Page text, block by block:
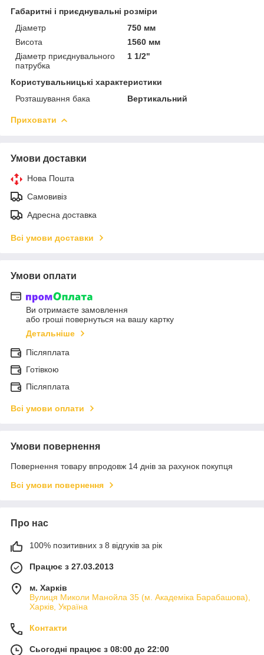
Габаритні і приєднувальні розміри
Діаметр
750 мм
Висота
1560 мм
Діаметр приєднувального
патрубка
1 1/2"
Користувальницькі характеристики
Розташування бака
Вертикальний
Приховати
Умови доставки
Нова Пошта
Самовивіз
Адресна доставка
Всі умови доставки
Умови оплати
Ви отримаєте замовлення
або гроші повернуться на вашу картку
Детальніше
Післяплата
Готівкою
Післяплата
Всі умови оплати
Умови повернення
Повернення товару впродовж 14 днів за рахунок покупця
Всі умови повернення
Про нас
100% позитивних з 8 відгуків за рік
Працює з 27.03.2013
м. Харків
Вулиця Миколи Манойла 35 (м. Академіка Барабашова),
Харків, Україна
Контакти
Сьогодні працює з 08:00 до 22:00